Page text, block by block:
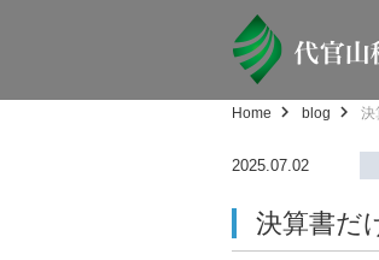
Home blog 決
2025.07.02
決算書だ